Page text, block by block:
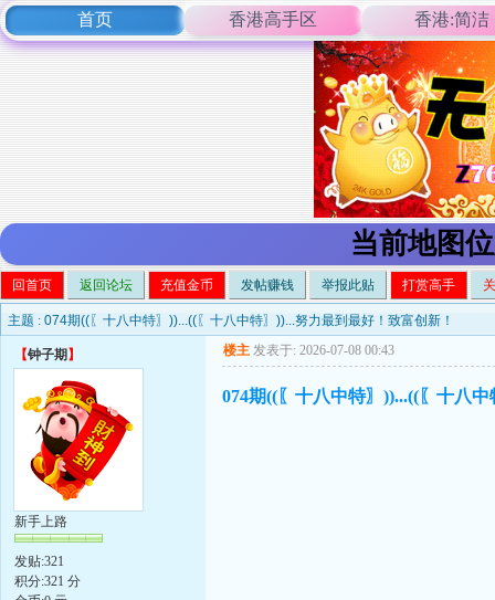
首页 香港高手区 香港:简洁
当前地图
回首页 返回论坛 充值金币 发帖赚钱 举报此贴 打赏高手
主题 : 074期((〖十八中特〗))...((〖十八中特〗))...努力最到最好！致富创新！
【钟子期 】
新手上路
发贴:321
积分:321 分
楼主 发表于: 2026-07-08 00:43
074期((〖十八中特〗))...((〖十八